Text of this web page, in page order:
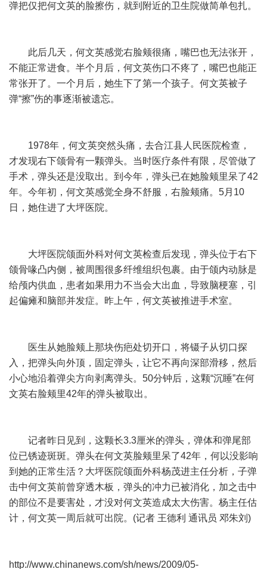
弹把仅把何文英的脸擦伤，就到附近的卫生院做简单包扎。
此后几天，何文英感觉右脸颊很痛，嘴巴也无法张开，
不能正常进食。半个月后，何文英伤口不疼了，嘴巴也能正
常张开了。一个月后，她生下了第一个孩子。何文英被子
弹“擦”伤的事逐渐被遗忘。
1978年，何文英突然头痛，去合江县人民医院检查，
才发现右下颌骨有一颗弹头。当时医疗条件有限，尽管做了
手术，弹头还是没取出。到今年，弹头已在她脸颊里呆了42
年。今年初，何文英感觉全身不舒服，右脸颊痛。5月10
日，她住进了大坪医院。
大坪医院颌面外科对何文英检查后发现，弹头位于右下
颌骨喙凸内侧，被周围很多纤维组织包裹。由于颌内动脉是
给颅内供血，患者如果用力不当会大出血，导致脑梗塞，引
起偏瘫和脑部并发症。昨上午，何文英被推进手术室。
医生从她脸颊上那块伤疤处切开口，将镊子从切口探
入，把弹头向外顶，固定弹头，让它不再向深部滑移，然后
小心地沿着弹尖方向剥离弹头。50分钟后，这颗“沉睡”在何
文英右脸颊里42年的弹头被取出。
记者昨日见到，这颗长3.3厘米的弹头，弹体和弹尾部
位已锈迹斑斑。弹头在何文英脸颊里呆了42年，何以没影响
到她的正常生活？大坪医院颌面外科杨茂进主任分析，子弹
击中何文英前曾穿透木板，弹头的冲力已被消化，加之击中
的部位不是要害处，才没对何文英造成太大伤害。杨主任估
计，何文英一周后就可出院。(记者 王德利 通讯员 邓朱刘)
http://www.chinanews.com/sh/news/2009/05-